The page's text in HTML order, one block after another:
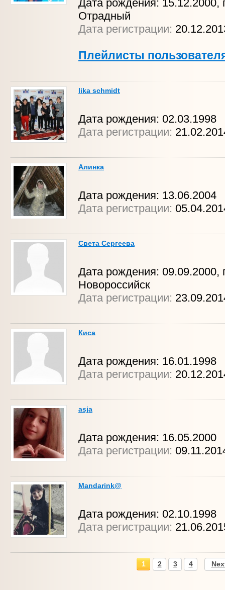
Дата рождения: 15.12.2000,
Отрадный
Дата регистрации:
Плейлисты
lika schmidt
Дата рождения: 02.03.1998
Дата регистрации:
Алинка
Дата рождения: 13.06.2004
Дата регистрации:
Света Сергеева
Дата рождения: 09.09.2000,
Новороссийск
Дата регистрации:
Киса
Дата рождения: 16.01.1998
Дата регистрации:
asja
Дата рождения: 16.05.2000
Дата регистрации:
Mandarink@
Дата рождения: 02.10.1998
Дата регистрации:
1 2 3 4